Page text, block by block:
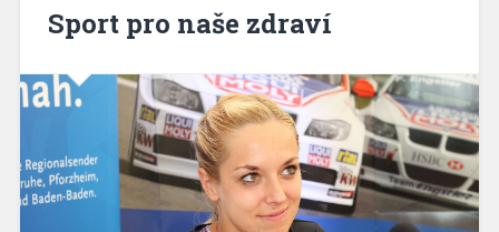
Sport pro naše zdraví